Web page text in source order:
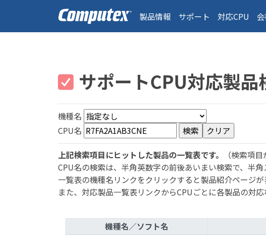
製品情報 サポート 対応CPU
サポートCPU対応製品
機種名
CPU名
上記検索項目にヒットした製品の一覧表です。
（検索項
CPU名の検索は、半角英数字の前後あいまい検索で、半角
一覧表の機種名リンクをクリックすると製品紹介ページが
また、対応製品一覧表リンクからCPUごとに各製品の対応
機種名／ソフト名